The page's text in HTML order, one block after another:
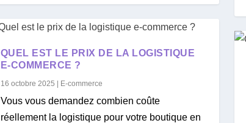
QUEL EST LE PRIX DE LA LOGISTIQUE
E-COMMERCE ?
16 octobre 2025 E-commerce
Vous vous demandez combien coûte
réellement la logistique pour votre boutique en